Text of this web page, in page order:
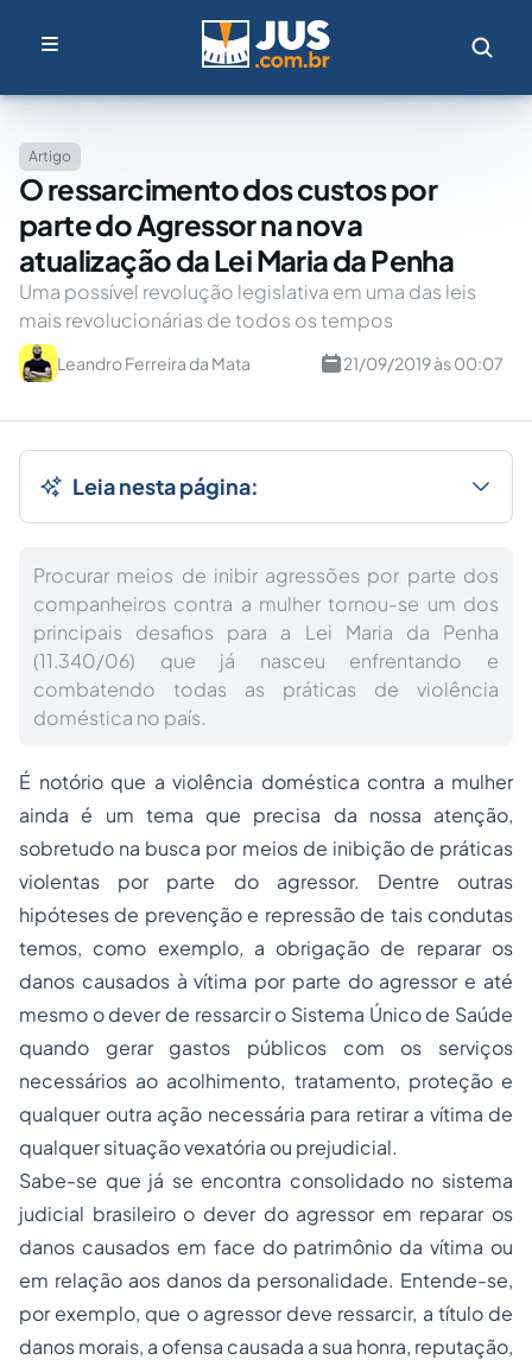
Artigo
O ressarcimento dos custos por
parte do Agressor na nova
atualização da Lei Maria da Penha
Uma possível revolução legislativa em uma das leis
mais revolucionárias de todos os tempos
Leandro Ferreira da Mata 21/09/2019 às 00:07
Leia nesta página:
Procurar meios de inibir agressões por parte dos
companheiros contra a mulher tornou-se um dos
principais desafios para a Lei Maria da Penha
(11.340/06) que já nasceu enfrentando e
combatendo todas as práticas de violência
doméstica no país.
É notório que a violência doméstica contra a mulher
ainda é um tema que precisa da nossa atenção,
sobretudo na busca por meios de inibição de práticas
violentas por parte do agressor. Dentre outras
hipóteses de prevenção e repressão de tais condutas
temos, como exemplo, a obrigação de reparar os
danos causados à vítima por parte do agressor e até
mesmo o dever de ressarcir o Sistema Único de Saúde
quando gerar gastos públicos com os serviços
necessários ao acolhimento, tratamento, proteção e
qualquer outra ação necessária para retirar a vítima de
qualquer situação vexatória ou prejudicial.
Sabe-se que já se encontra consolidado no sistema
judicial brasileiro o dever do agressor em reparar os
danos causados em face do patrimônio da vítima ou
em relação aos danos da personalidade. Entende-se,
por exemplo, que o agressor deve ressarcir, a título de
danos morais, a ofensa causada a sua honra, reputação,